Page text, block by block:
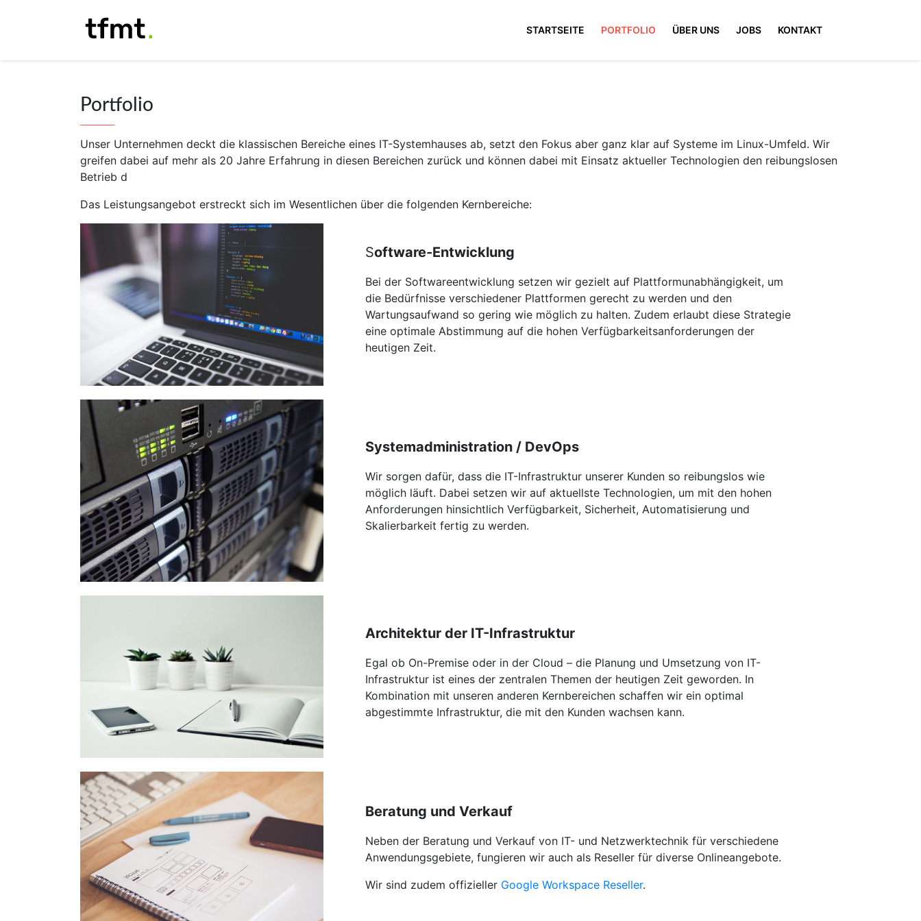
STARTSEITE PORTFOLIO ÜBER UNS JOBS KONTAKT
Portfolio
Unser Unternehmen deckt die klassischen Bereiche eines IT-Systemhauses ab, setzt den Fokus aber ganz klar auf Systeme im Linux-Umfeld. Wir
greifen dabei auf mehr als 20 Jahre Erfahrung in diesen Bereichen zurück und können dabei mit Einsatz aktueller Technologien den reibungslosen
Betrieb d
Das Leistungsangebot erstreckt sich im Wesentlichen über die folgenden Kernbereiche:
Software-Entwicklung
Bei der Softwareentwicklung setzen wir gezielt auf Plattformunabhängigkeit, um
die Bedürfnisse verschiedener Plattformen gerecht zu werden und den
Wartungsaufwand so gering wie möglich zu halten. Zudem erlaubt diese Strategie
eine optimale Abstimmung auf die hohen Verfügbarkeitsanforderungen der
heutigen Zeit.
Systemadministration / DevOps
Wir sorgen dafür, dass die IT-Infrastruktur unserer Kunden so reibungslos wie
möglich läuft. Dabei setzen wir auf aktuellste Technologien, um mit den hohen
Anforderungen hinsichtlich Verfügbarkeit, Sicherheit, Automatisierung und
Skalierbarkeit fertig zu werden.
Architektur der IT-Infrastruktur
Egal ob On-Premise oder in der Cloud – die Planung und Umsetzung von IT-
Infrastruktur ist eines der zentralen Themen der heutigen Zeit geworden. In
Kombination mit unseren anderen Kernbereichen schaffen wir ein optimal
abgestimmte Infrastruktur, die mit den Kunden wachsen kann.
Beratung und Verkauf
Neben der Beratung und Verkauf von IT- und Netzwerktechnik für verschiedene
Anwendungsgebiete, fungieren wir auch als Reseller für diverse Onlineangebote.
Wir sind zudem offizieller Google Workspace Reseller.